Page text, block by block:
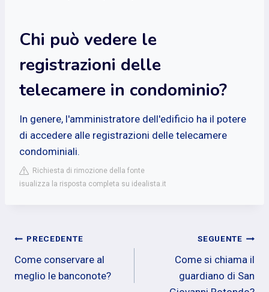
Chi può vedere le
registrazioni delle
telecamere in condominio?
In genere, l'amministratore dell'edificio ha il potere
di accedere alle registrazioni delle telecamere
condominiali.
Richiesta di rimozione della fonte
isualizza la risposta completa su idealista.it
Navigazione
articoli
PRECEDENTE
Come conservare al
meglio le banconote?
SEGUENTE
Come si chiama il
guardiano di San